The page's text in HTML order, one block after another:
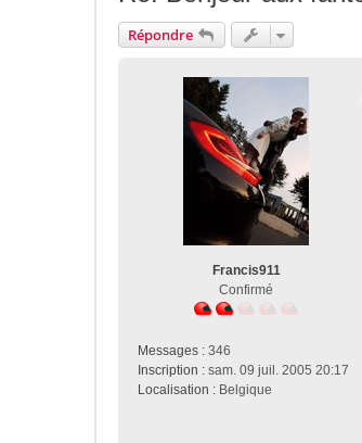
Répondre
Francis911
Confirmé
Messages : 346
Inscription : sam. 09 juil. 2005 20:17
Localisation : Belgique